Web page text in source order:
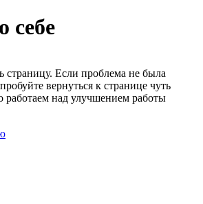
себе
страницу. Если проблема не была
вернуться к странице чуть
над улучшением работы